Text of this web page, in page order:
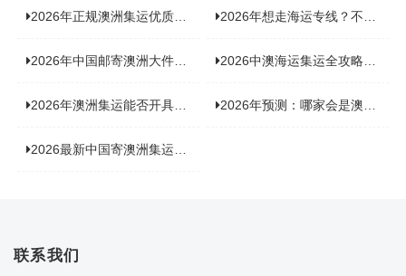
2026年正规澳洲集运优质供应商盘点：价格透明，无套路不踩坑 2026年想走海运专线？不容错过的达尔文集运海运专线推荐！
2026年中国邮寄澳洲大件运输新趋势，究竟藏着哪些惊喜？ 2026中澳海运集运全攻略，拼箱 / 整柜怎么选？价格、时效、避坑指南
2026年澳洲集运能否开具增值税发票？你关心的答案来了！ 2026年预测：哪家会是澳洲集运里差评最多的“众矢之的”？
2026最新中国寄澳洲集运公司排名：哪家寄家具最可靠且性价比高？
联系我们